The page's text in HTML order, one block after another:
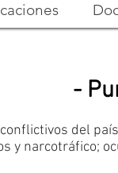
-
del
y narcotráfico;